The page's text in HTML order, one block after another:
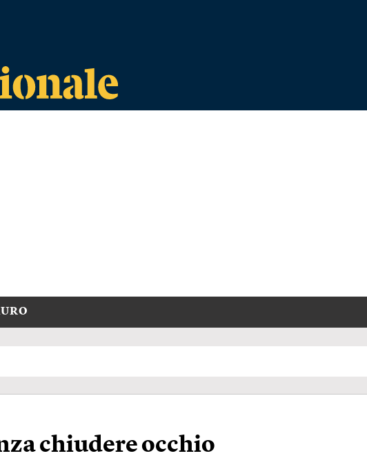
chiudere occhio